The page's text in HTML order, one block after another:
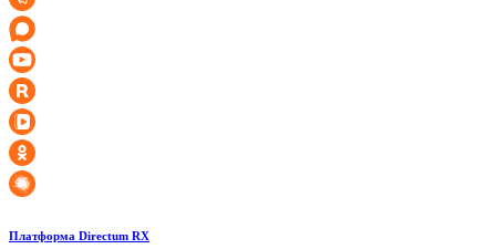
Платформа Directum RX